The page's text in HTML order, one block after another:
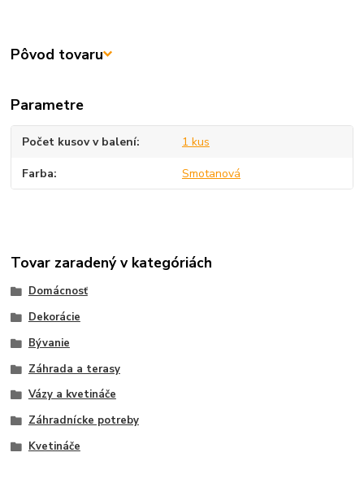
Pôvod tovaru
Parametre
Počet kusov v balení 1 kus
Farba Smotanová
Tovar zaradený v kategóriách
Domácnosť
Dekorácie
Bývanie
Záhrada a terasy
Vázy a kvetináče
Záhradnícke potreby
Kvetináče